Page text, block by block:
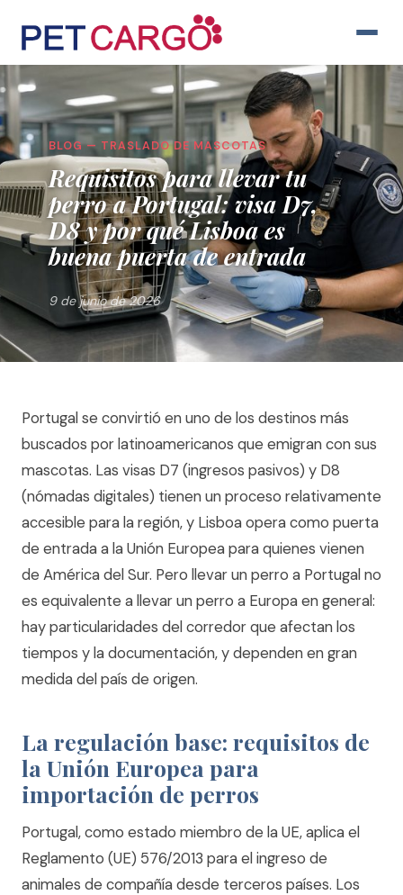
BLOG — TRASLADO DE MASCOTAS
Requisitos para llevar tu
perro a Portugal: visa D7,
D8 y por qué Lisboa es
buena puerta de entrada
9 de junio de 2026
Portugal se convirtió en uno de los destinos más
buscados por latinoamericanos que emigran con sus
mascotas. Las visas D7 (ingresos pasivos) y D8
(nómadas digitales) tienen un proceso relativamente
accesible para la región, y Lisboa opera como puerta
de entrada a la Unión Europea para quienes vienen
de América del Sur. Pero llevar un perro a Portugal no
es equivalente a llevar un perro a Europa en general:
hay particularidades del corredor que afectan los
tiempos y la documentación, y dependen en gran
medida del país de origen.
La regulación base: requisitos de
la Unión Europea para
importación de perros
Portugal, como estado miembro de la UE, aplica el
Reglamento (UE) 576/2013 para el ingreso de
animales de compañía desde terceros países. Los